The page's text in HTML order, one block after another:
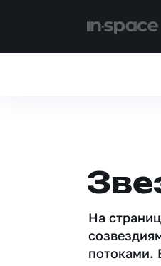
На
потоками.